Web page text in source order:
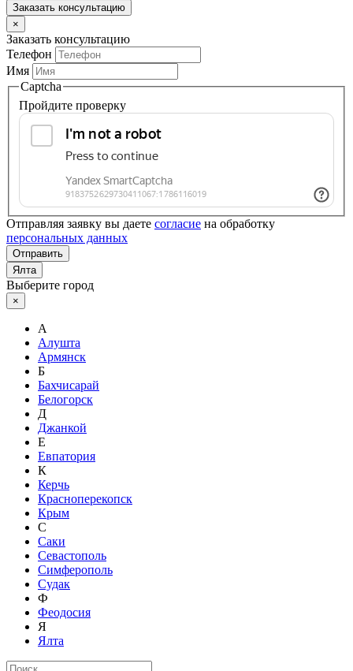
Заказать консультацию
×
Заказать консультацию
Телефон
Имя
Captcha
Пройдите проверку
Отправляя заявку вы даете согласие на обработку
персональных данных
Отправить
Ялта
Выберите город
×
А
Алушта
Армянск
Б
Бахчисарай
Белогорск
Д
Джанкой
Е
Евпатория
К
Керчь
Красноперекопск
Крым
С
Саки
Севастополь
Симферополь
Судак
Ф
Феодосия
Я
Ялта